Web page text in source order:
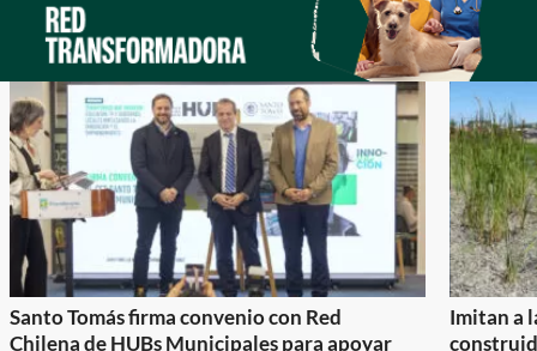
Santo Tomás firma convenio con Red
Chilena de HUBs Municipales para apoyar
Imitan a